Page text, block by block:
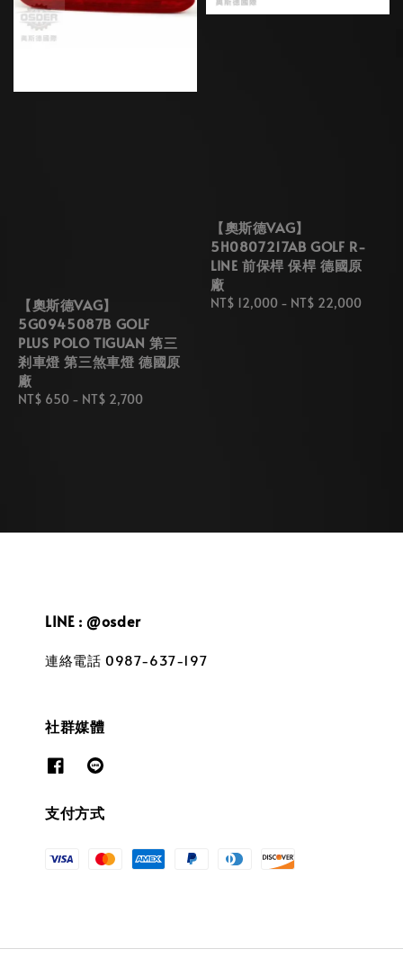
【奧斯德VAG】
5G0945087B GOLF
PLUS POLO TIGUAN 第三
剎車燈 第三煞車燈 德國原
廠
Regular
NT$ 650 - NT$ 2,700
【奧斯德VAG】
5H0807217AB GOLF R-
LINE 前保桿 保桿 德國原
廠
Regular
NT$ 12,000 - NT$ 22,000
LINE : @osder
連絡電話 0987-637-197
社群媒體
支付方式